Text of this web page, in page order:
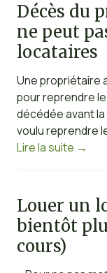
Décès du
ne peut
locataires
Une propriétaire
pour reprendre
décédée avant
voulu reprendre
Lire la suite →
Louer un
bientôt
cours)